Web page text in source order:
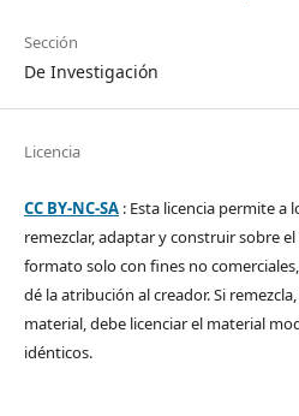
Sección
De Investigación
Licencia
CC BY-NC-SA: Esta licencia permite a
remezclar, adaptar y construir sobre
formato solo con fines no
dé la atribución al creador. Si
material, debe licenciar el material
idénticos.